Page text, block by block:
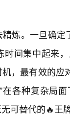
炼。一旦确定
时间集中起来
，最有效的
在各种复杂局
可替代的🔥王